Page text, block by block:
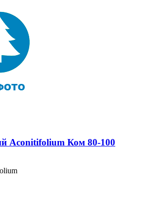
Aconitifolium Ком 80-100